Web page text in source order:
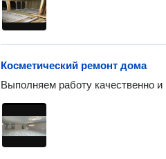
Косметический ремонт дома
Выполняем работу качественно и